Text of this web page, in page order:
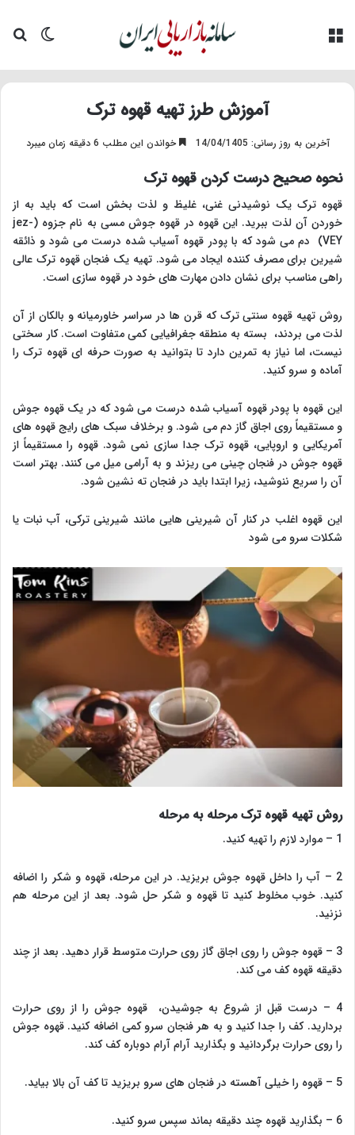
تغییر
آموزش طرز تهیه قهوه ترک
آخرین به روز رسانی: 14/04/1405 خواندن این مطلب 6 دقیقه زمان میبرد
نحوه صحیح درست کردن قهوه ترک
قهوه ترک یک نوشیدنی غنی، غلیظ و لذت بخش است که باید به از
خوردن آن لذت ببرید. این قهوه در قهوه جوش مسی به نام جزوه (jez-
VEY) دم می شود که با پودر قهوه آسیاب شده درست می شود و ذائقه
شیرین برای مصرف کننده ایجاد می شود. تهیه یک فنجان قهوه ترک عالی
راهی مناسب برای نشان دادن مهارت های خود در قهوه سازی است.
روش تهیه قهوه سنتی ترک که قرن ها در سراسر خاورمیانه و بالکان از آن
لذت می بردند، بسته به منطقه جغرافیایی کمی متفاوت است. کار سختی
نیست، اما نیاز به تمرین دارد تا بتوانید به صورت حرفه ای قهوه ترک را
آماده و سرو کنید.
این قهوه با پودر قهوه آسیاب شده درست می شود که در یک قهوه جوش
و مستقیماً روی اجاق گاز دم می شود. و برخلاف سبک های رایج قهوه های
آمریکایی و اروپایی، قهوه ترک جدا سازی نمی شود. قهوه را مستقیماً از
قهوه جوش در فنجان چینی می ریزند و به آرامی میل می کنند. بهتر است
آن را سریع ننوشید، زیرا ابتدا باید در فنجان ته نشین شود.
این قهوه اغلب در کنار آن شیرینی هایی مانند شیرینی ترکی، آب نبات یا
شکلات سرو می شود
روش تهیه قهوه ترک مرحله به مرحله
1 – موارد لازم را تهیه کنید.
2 – آب را داخل قهوه جوش بریزید. در این مرحله، قهوه و شکر را اضافه
کنید. خوب مخلوط کنید تا قهوه و شکر حل شود. بعد از این مرحله هم
نزنید.
3 – قهوه جوش را روی اجاق گاز روی حرارت متوسط قرار دهید. بعد از چند
دقیقه قهوه کف می کند.
4 – درست قبل از شروع به جوشیدن، قهوه جوش را از روی حرارت
بردارید. کف را جدا کنید و به هر فنجان سرو کمی اضافه کنید. قهوه جوش
را روی حرارت برگردانید و بگذارید آرام آرام دوباره کف کند.
5 – قهوه را خیلی آهسته در فنجان های سرو بریزید تا کف آن بالا بیاید.
6 – بگذارید قهوه چند دقیقه بماند سپس سرو کنید.